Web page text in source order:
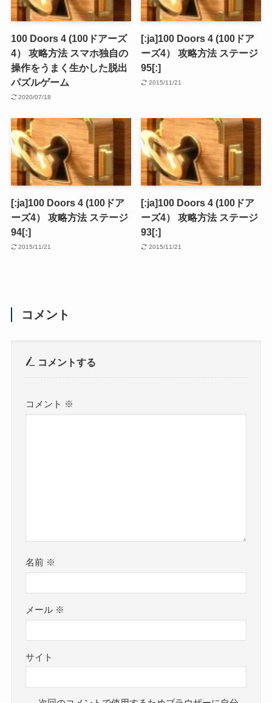
100 Doors 4 (100ドアーズ
4） 攻略方法 スマホ独自の
操作をうまく生かした脱出
パズルゲーム
2020/07/18
[:ja]100 Doors 4 (100ドア
ーズ4） 攻略方法 ステージ
95[:]
2015/11/21
[:ja]100 Doors 4 (100ドア
ーズ4） 攻略方法 ステージ
94[:]
2015/11/21
[:ja]100 Doors 4 (100ドア
ーズ4） 攻略方法 ステージ
93[:]
2015/11/21
コメント
コメントする
コメント ※
名前 ※
メール ※
サイト